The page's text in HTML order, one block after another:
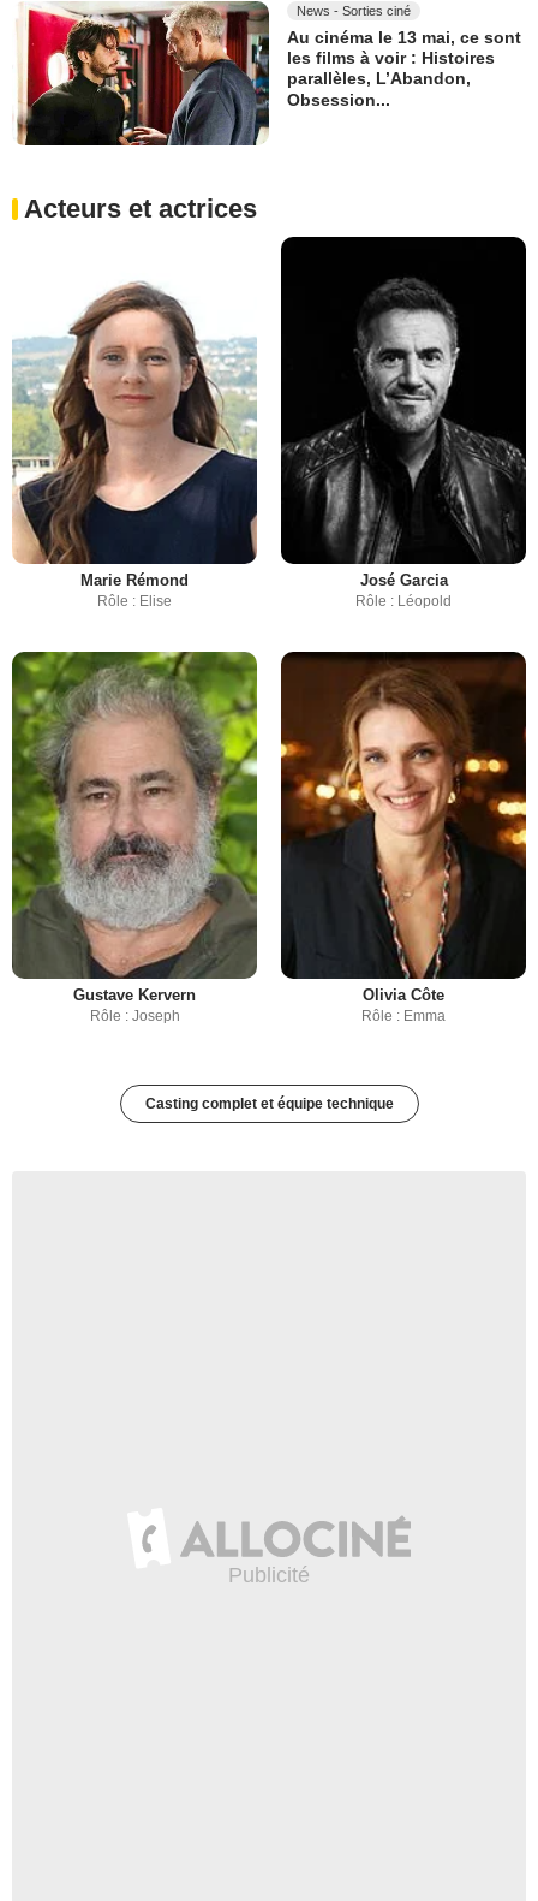
News - Sorties ciné
Au cinéma le 13 mai, ce sont
les films à voir : Histoires
parallèles, L’Abandon,
Obsession...
Acteurs et actrices
Marie Rémond
Rôle : Elise
José Garcia
Rôle : Léopold
Gustave Kervern
Rôle : Joseph
Olivia Côte
Rôle : Emma
Casting complet et équipe technique